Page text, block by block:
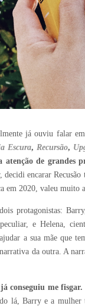
já ouviu falar
Escura, Recursão,
de grandes
encarar
em 2020, valeu muito
protagonistas:
e Helena,
a sua mãe que
da outra. A
conseguiu me fisgar.
lá, Barry e a